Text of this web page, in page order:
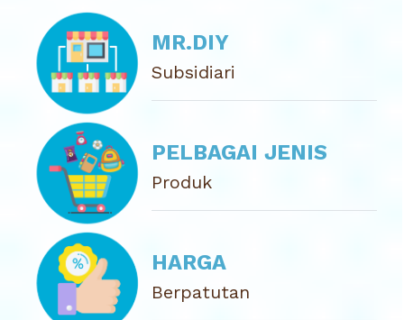
MR.DIY
Subsidiari
PELBAGAI JENIS
Produk
HARGA
Berpatutan